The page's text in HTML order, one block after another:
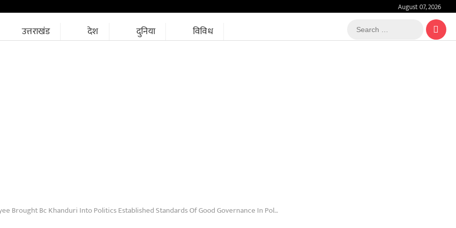
August 07, 2026
उत्तराखंड देश दुनिया विविध
Search
…
Bc Khanduri Into Politics Established Standards Of Good Governance In Politics Through Military Discipline